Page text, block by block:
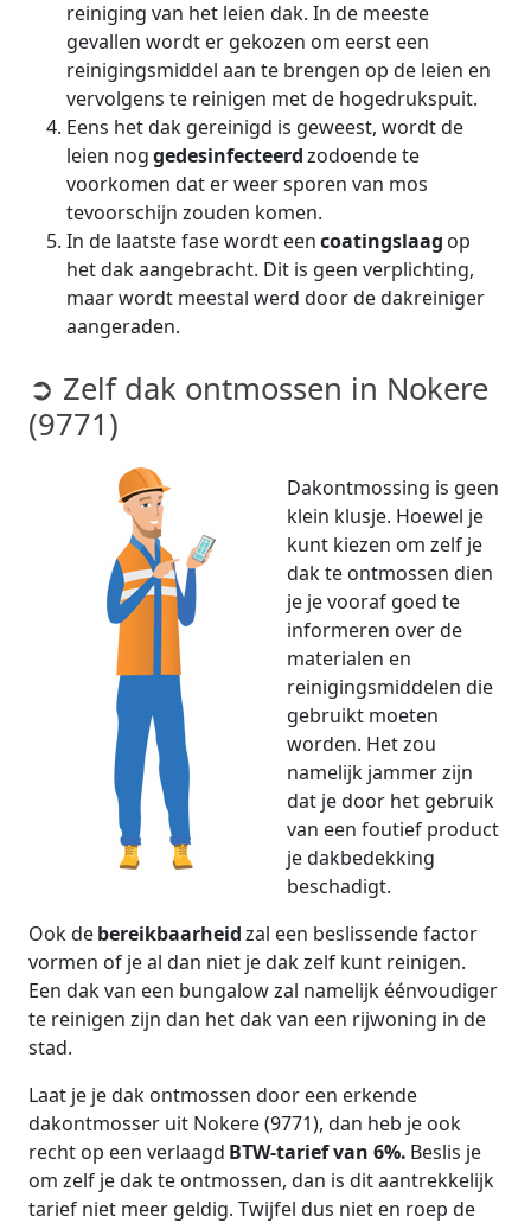
reiniging van het leien dak. In de meeste
gevallen wordt er gekozen om eerst een
reinigingsmiddel aan te brengen op de leien en
vervolgens te reinigen met de hogedrukspuit.
Eens het dak gereinigd is geweest, wordt de
leien noggedesinfecteerdzodoende te
voorkomen dat er weer sporen van mos
tevoorschijn zouden komen.
In de laatste fase wordt eencoatingslaag op
het dak aangebracht. Dit is geen verplichting,
maar wordt meestal werd door de dakreiniger
aangeraden.
➲ Zelf dak ontmossen in Nokere
(9771)
Dakontmossing is geen
klein klusje. Hoewel je
kunt kiezen om zelf je
dak te ontmossen dien
je je vooraf goed te
informeren over de
materialen en
reinigingsmiddelen die
gebruikt moeten
worden. Het zou
namelijk jammer zijn
dat je door het gebruik
van een foutief product
je dakbedekking
beschadigt.
Ook debereikbaarheidzal een beslissende factor
vormen of je al dan niet je dak zelf kunt reinigen.
Een dak van een bungalow zal namelijk éénvoudiger
te reinigen zijn dan het dak van een rijwoning in de
stad.
Laat je je dak ontmossen door een erkende
dakontmosser uit Nokere (9771), dan heb je ook
recht op een verlaagd BTW-tarief van 6%. Beslis je
om zelf je dak te ontmossen, dan is dit aantrekkelijk
tarief niet meer geldig. Twijfel dus niet en roep de